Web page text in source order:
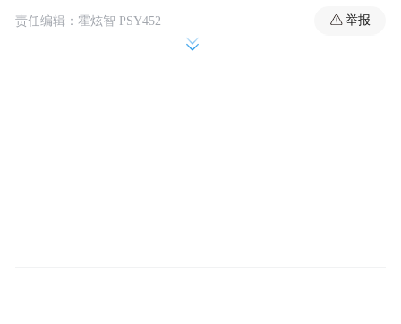
责任编辑：霍炫智 PSY452 举报